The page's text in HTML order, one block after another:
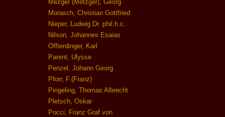
Mezger (Metzger), Georg
Morasch, Christian Gottfried
Nieper, Ludwig Dr. phil.h.c.
Nilson, Johannes Esaias
Offterdinger, Karl
Parent, Ulysse
Penzel, Johann Georg
Pforr, F.(Franz)
Pingeling, Thomas Albrecht
Pletsch, Oskar
Pocci, Franz Graf von